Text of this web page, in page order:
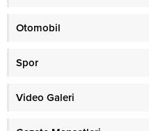
Otomobil
Spor
Video Galeri